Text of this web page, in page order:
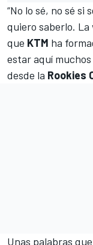
“No lo sé, no sé
quiero saberlo.
que KTM ha
estar aquí
desde la Rookies
Unas palabras